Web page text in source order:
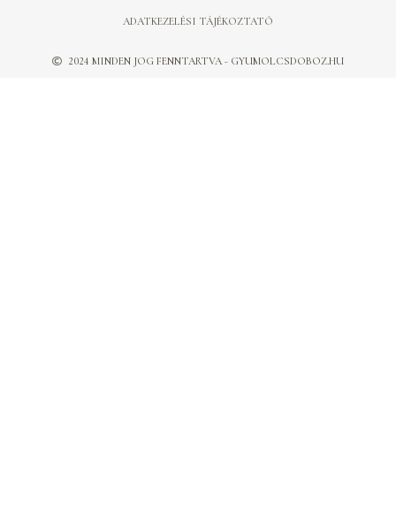
2024 MINDEN JOG FENNTARTVA - GYUMOLCSDOBOZ.HU
ADATKEZELÉSI TÁJÉKOZTATÓ